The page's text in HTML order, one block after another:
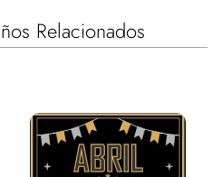
Relacionados